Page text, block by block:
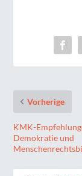
Vorherige
KMK-
Demokratie und